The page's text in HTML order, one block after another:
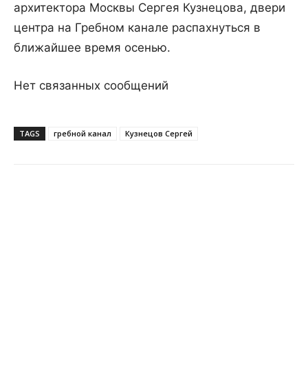
архитектора Москвы Сергея Кузнецова, двери
центра на Гребном канале распахнуться в
ближайшее время осенью.
Нет связанных сообщений
TAGS гребной канал Кузнецов Сергей